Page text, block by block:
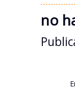
no